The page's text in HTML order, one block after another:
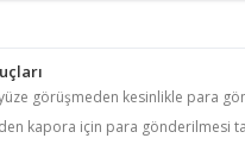
yüze görüşmeden kesinlikle para
kapora için para gönderilmesi